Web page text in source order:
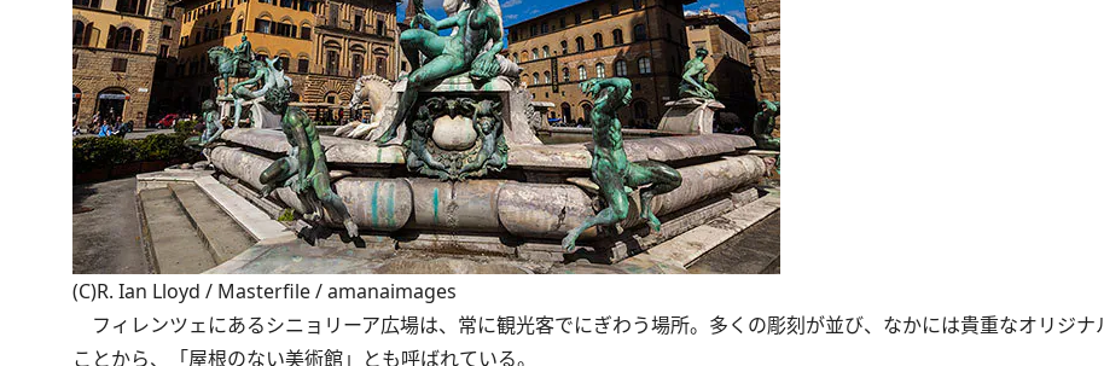
(C)R. Ian Lloyd / Masterfile / amanaimages
フィレンツェにあるシニョリーア広場は、常に観光客でにぎわう場所。多くの彫刻が並び、なかには貴重なオリジナ
ことから、「屋根のない美術館」とも呼ばれている。